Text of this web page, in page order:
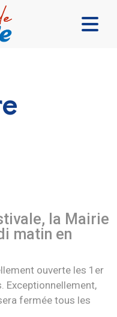
la Mairie
matin en
ouverte les 1er
Exceptionnellement,
fermée tous les